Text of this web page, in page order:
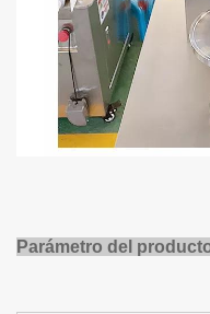
Parámetro del